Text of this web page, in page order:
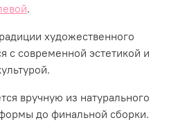
.
художественного
с современной эстетикой и
вручную из натурального
до финальной сборки.